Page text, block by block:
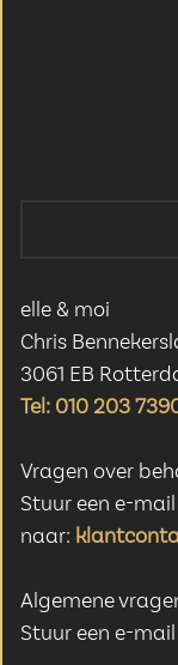
elle & moi
Chris
3061 EB
Tel: 010 203
Vragen over
Stuur een e-mail
naar:
Algemene
Stuur een e-